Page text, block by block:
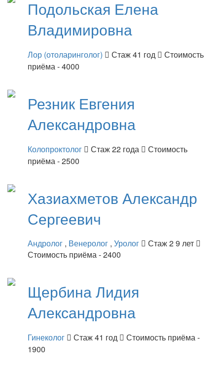
Подольская Елена
Владимировна
Лор (отоларинголог) Стаж 41 год
Стоимость
приёма - 4000
Резник Евгения
Александровна
Колопроктолог Стаж 22 года
Стоимость
приёма - 2500
Хазиахметов Александр
Сергеевич
Андролог , Венеролог , Уролог
Стаж 2 9 лет
Стоимость приёма - 2400
ЩербинаЛидия
Александровна
Гинеколог Стаж 41 год
Стоимость приёма -
1900